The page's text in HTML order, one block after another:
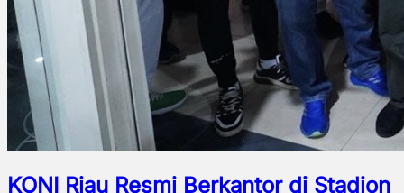
KONI Riau Resmi Berkantor di Stadion